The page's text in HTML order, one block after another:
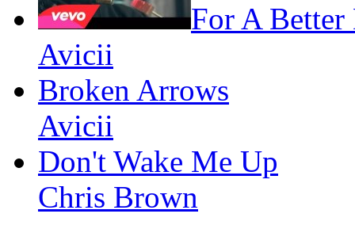
For A Better
Avicii
Broken Arrows
Avicii
Don't Wake Me Up
Chris Brown